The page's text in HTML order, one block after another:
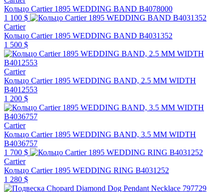
Кольцо Cartier 1895 WEDDING BAND B4078000
1 100 $
Cartier
Кольцо Cartier 1895 WEDDING BAND B4031352
1 500 $
Cartier
Кольцо Cartier 1895 WEDDING BAND, 2.5 MM WIDTH
B4012553
1 200 $
Cartier
Кольцо Cartier 1895 WEDDING BAND, 3.5 MM WIDTH
B4036757
1 700 $
Cartier
Кольцо Cartier 1895 WEDDING RING B4031252
1 280 $